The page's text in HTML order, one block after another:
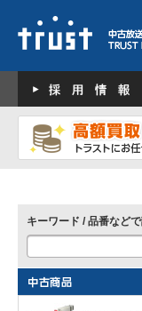
キーワード / 品番など